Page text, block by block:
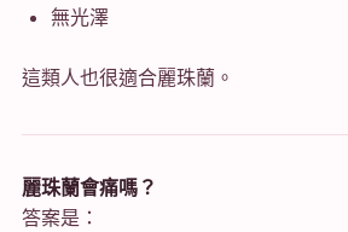
無光澤
這類人也很適合麗珠蘭。
麗珠蘭會痛嗎？
答案是：